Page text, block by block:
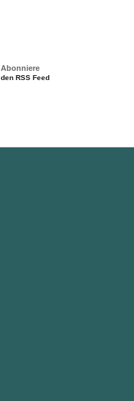
Abonniere
den RSS Feed